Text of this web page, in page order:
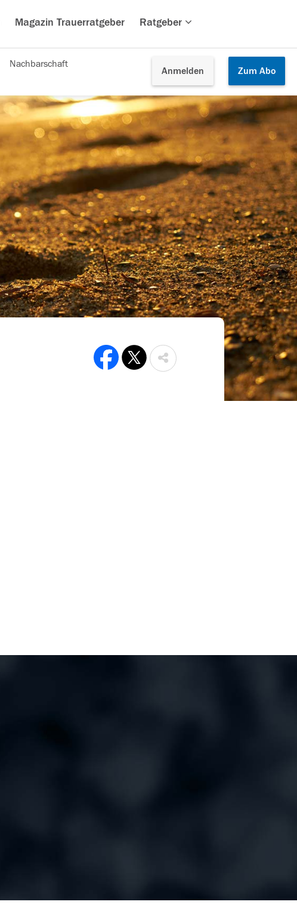
Magazin Trauerratgeber Ratgeber
Anmelden Zum Abo
Nachbarschaft